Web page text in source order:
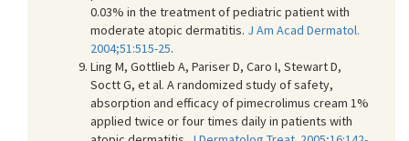
0.03% in the treatment of pediatric patient with
moderate atopic dermatitis. J Am Acad Dermatol.
2004;51:515-25.
Ling M, Gottlieb A, Pariser D, Caro I, Stewart D,
Soctt G, et al. A randomized study of safety,
absorption and efficacy of pimecrolimus cream 1%
applied twice or four times daily in patients with